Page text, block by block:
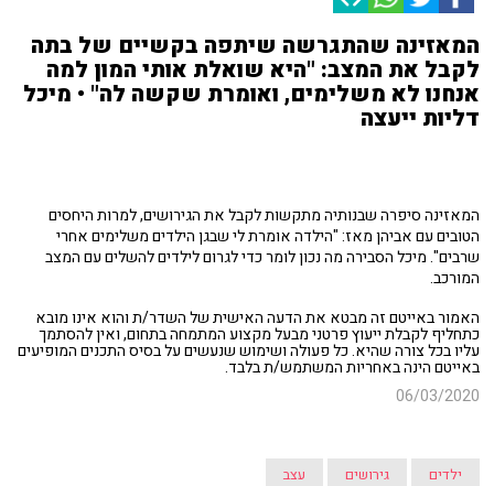
המאזינה שהתגרשה שיתפה בקשיים של בתה
לקבל את המצב: "היא שואלת אותי המון למה
אנחנו לא משלימים, ואומרת שקשה לה" • מיכל
דליות ייעצה
המאזינה סיפרה שבנותיה מתקשות לקבל את הגירושים, למרות היחסים
הטובים עם אביהן מאז: "הילדה אומרת לי שבגן הילדים משלימים אחרי
שרבים". מיכל הסבירה מה נכון לומר כדי לגרום לילדים להשלים עם המצב
המורכב.
האמור באייטם זה מבטא את הדעה האישית של השדר/ת והוא אינו מובא
כתחליף לקבלת ייעוץ פרטני מבעל מקצוע המתמחה בתחום, ואין להסתמך
עליו בכל צורה שהיא. כל פעולה ושימוש שנעשים על בסיס התכנים המופיעים
באייטם הינה באחריות המשתמש/ת בלבד.
06/03/2020
ילדים גירושים עצב